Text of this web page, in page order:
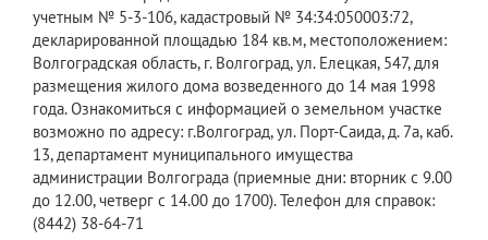
учетным № 5-3-106, кадастровый № 34:34:050003:72,
декларированной площадью 184 кв.м, местоположением:
Волгоградская область, г. Волгоград, ул. Елецкая, 547, для
размещения жилого дома возведенного до 14 мая 1998
года. Ознакомиться с информацией о земельном участке
возможно по адресу: г.Волгоград, ул. Порт-Саида, д. 7а, каб.
13, департамент муниципального имущества
администрации Волгограда (приемные дни: вторник с 9.00
до 12.00, четверг с 14.00 до 1700). Телефон для справок:
(8442) 38-64-71